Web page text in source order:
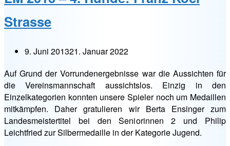
Strasse
9. Juni 201321. Januar 2022
Auf Grund der Vorrundenergebnisse war die Aussichten für
die Vereinsmannschaft aussichtslos. Einzig in den
Einzelkategorien konnten unsere Spieler noch um Medaillen
mitkämpfen. Daher gratulieren wir Berta Ensinger zum
Landesmeistertitel bei den Seniorinnen 2 und Philip
Leichtfried zur Silbermedaille in der Kategorie Jugend.